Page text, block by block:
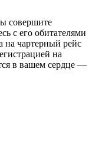
совершите
с его обитателями
на чартерный рейс
на
в вашем сердце —